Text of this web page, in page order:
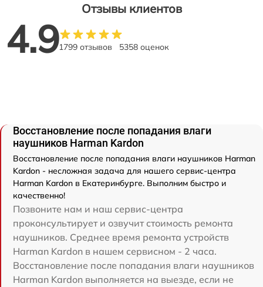
Отзывы клиентов
4.91799 отзывов 5358 оценок
Восстановление после попадания влаги
наушников Harman Kardon
Восстановление после попадания влаги наушников Harman
Kardon - несложная задача для нашего сервис-центра
Harman Kardon в Екатеринбурге. Выполним быстро и
качественно!
Позвоните нам и наш сервис-центра
проконсультирует и озвучит стоимость ремонта
наушников. Среднее время ремонта устройств
Harman Kardon в нашем сервисном - 2 часа.
Восстановление после попадания влаги наушников
Harman Kardon выполняется на выезде, если не